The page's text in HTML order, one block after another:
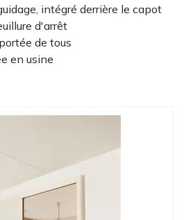
intégré derrière le capot
d'arrêt
de tous
en usine